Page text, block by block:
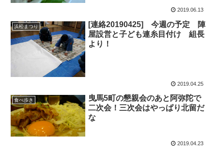
2019.06.13
浜松まつり
[連絡20190425] 今週の予定 陣
屋設営と子ども連糸目付け 組長
より！
2019.04.25
食べ歩き
曳馬5町の懇親会のあと阿弥陀で
二次会！三次会はやっぱり北留だ
な
2019.04.23